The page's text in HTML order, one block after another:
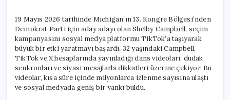
Campbell
Dikkat
Çekiyor
için
19 Mayıs 2026 tarihinde Michigan’ın 13. Kongre Bölgesi’nden
Demokrat Parti için aday adayı olan Shelby Campbell, seçim
kampanyasını sosyal medya platformu TikTok’a taşıyarak
büyük bir etki yaratmayı başardı. 32 yaşındaki Campbell,
TikTok ve X hesaplarında yayınladığı dans videoları, dudak
senkronları ve siyasi mesajlarla dikkatleri üzerine çekiyor. Bu
videolar, kısa süre içinde milyonlarca izlenme sayısına ulaştı
ve sosyal medyada geniş bir yankı buldu.